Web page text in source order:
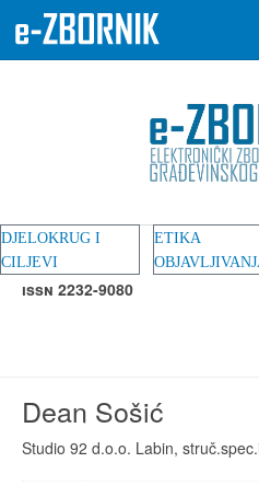
DJELOKRUG I
CILJEVI
ETIKA
ISSN 2232-9080
Dean Sošić
Studio 92 d.o.o. Labin,